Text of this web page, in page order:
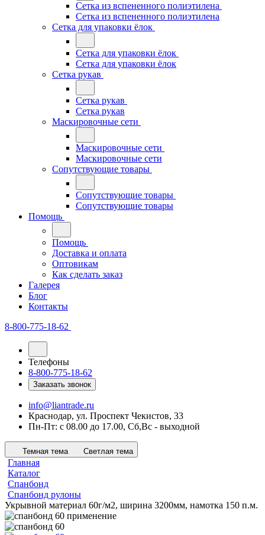
Сетка из вспененного полиэтилена
Сетка из вспененного полиэтилена
Сетка для упаковки ёлок
Сетка для упаковки ёлок
Сетка для упаковки ёлок
Сетка рукав
Сетка рукав
Сетка рукав
Маскировочные сети
Маскировочные сети
Маскировочные сети
Сопутствующие товары
Сопутствующие товары
Сопутствующие товары
Помощь
Помощь
Доставка и оплата
Оптовикам
Как сделать заказ
Галерея
Блог
Контакты
8-800-775-18-62
Телефоны
8-800-775-18-62
Заказать звонок
info@liantrade.ru
Краснодар, ул. Проспект Чекистов, 33
Пн-Пт: c 08.00 до 17.00, Cб,Вс - выходной
Темная тема Светлая тема
Главная
Каталог
Спанбонд
Спанбонд рулоны
Укрывной материал 60г/м2, ширина 3200мм, намотка 150 п.м.